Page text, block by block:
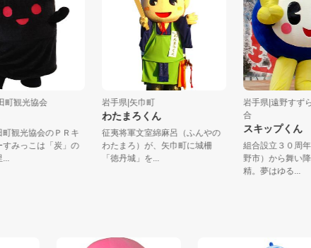
住田町観光協会
こ
田町観光協会のＰＲキ
ターすみっこは「炭」の
里...
岩手県|矢巾町
わたまろくん
征夷将軍文室綿麻呂（ふんやの
わたまろ）が、矢巾町に城柵
「徳丹城」を...
岩手県|遠野
スキップく
組合設立３
野市）から舞
精。夢はゆる